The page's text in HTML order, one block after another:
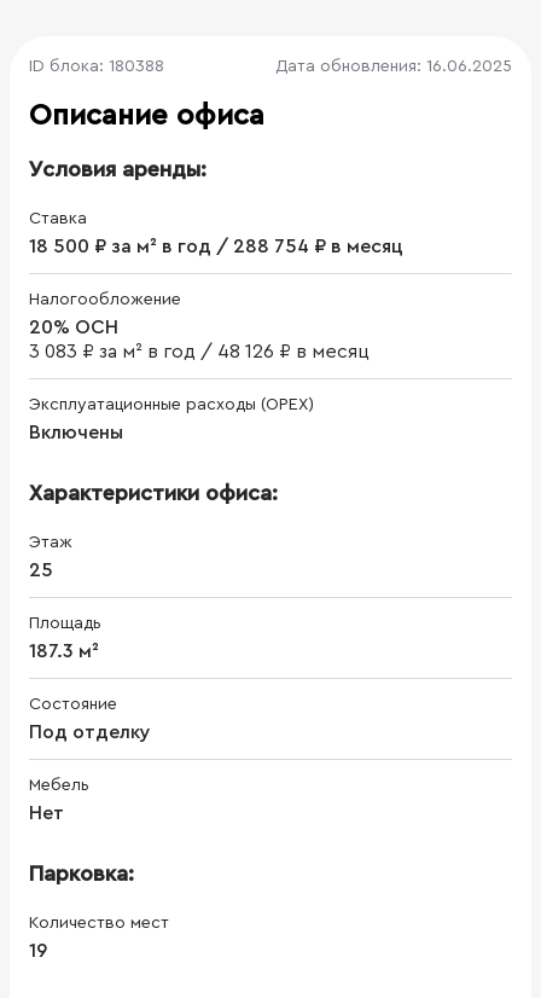
ID блока: 180388 Дата обновления: 16.06.2025
Описание офиса
Условия аренды:
Ставка
18 500 ₽ за м² в год / 288 754 ₽ в месяц
Налогообложение
20% ОСН
3 083 ₽ за м² в год / 48 126 ₽ в месяц
Эксплуатационные расходы (OPEX)
Включены
Характеристики офиса:
Этаж
25
Площадь
187.3 м²
Состояние
Под отделку
Мебель
Нет
Парковка:
Количество мест
19